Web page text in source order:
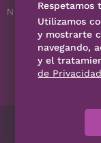
Nuevos Queretanos
Respetamos
Utilizamos
y mostrarte
navegando,
y el
de Privacidad